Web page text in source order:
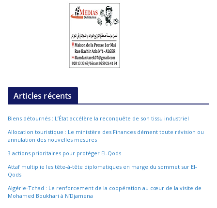
Articles récents
Biens détournés : L’État accélère la reconquête de son tissu industriel
Allocation touristique : Le ministère des Finances dément toute révision ou
annulation des nouvelles mesures
3 actions prioritaires pour protéger El-Qods
Attaf multiplie les tête-à-tête diplomatiques en marge du sommet sur El-
Qods
Algérie-Tchad : Le renforcement de la coopération au cœur de la visite de
Mohamed Boukhari à N’Djamena